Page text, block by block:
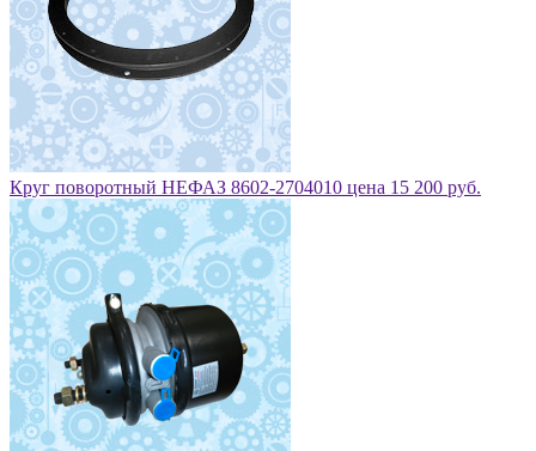
Круг поворотный НЕФАЗ 8602-2704010 цена 15 200 руб.